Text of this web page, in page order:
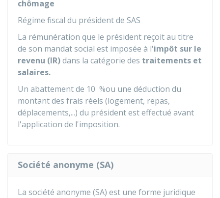
chômage
Régime fiscal du président de SAS
La rémunération que le président reçoit au titre
de son mandat social est imposée à l'impôt sur le
revenu (IR)dans la catégorie des traitements et
salaires.
Un abattement de 10 %ou une déduction du
montant des frais réels (logement, repas,
déplacements,...) du président est effectué avant
l'application de l'imposition.
Société anonyme (SA)
La société anonyme (SA) est une forme juridique